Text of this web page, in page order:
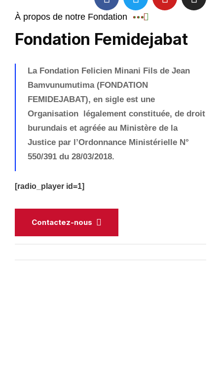
À propos de notre Fondation
Fondation Femidejabat
La Fondation Felicien Minani Fils de Jean
Bamvunumutima (FONDATION
FEMIDEJABAT), en sigle est une
Organisation légalement constituée, de droit
burundais et agréée au Ministère de la
Justice par l’Ordonnance Ministérielle N°
550/391 du 28/03/2018.
[radio_player id=1]
Contactez-nous